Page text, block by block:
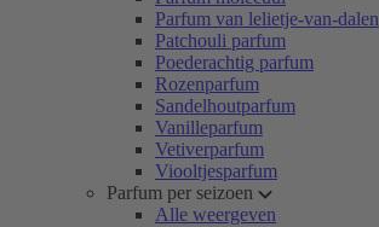
Parfum van lelietje-van-dalen
Patchouli parfum
Poederachtig parfum
Rozenparfum
Sandelhoutparfum
Vanilleparfum
Vetiverparfum
Viooltjesparfum
Parfum per seizoen
Alle weergeven